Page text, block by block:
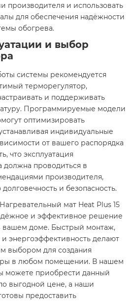
производителя и использовать
для обеспечения надёжности
обогрева.​
и выбор
системы рекомендуется
терморегулятор,
и поддерживать
Программируемые модели
оптимизировать
индивидуальные
от вашего распорядка
что эксплуатация
должна проводиться в
производителя,
и безопасность.​
мат Heat Plus 15
и эффективное решение
вашем доме. Быстрый монтаж,
энергоэффективность делают
выбором для создания
в любом помещении. В нашем
можете приобрести данный
выгодной цене, а наши
предоставить